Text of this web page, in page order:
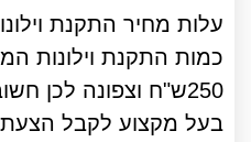
עלות מחיר התקנת
כמות התקנת וילונות
250ש"ח וצפונה לכן
בעל מקצוע לקבל